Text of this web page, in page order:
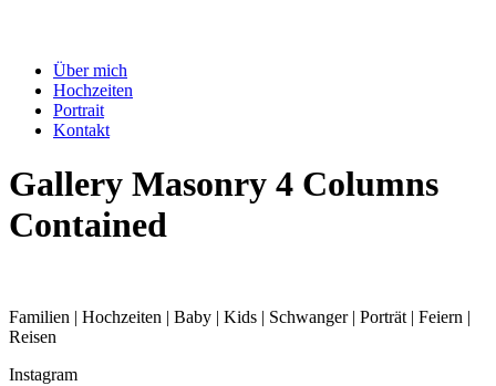
Über mich
Hochzeiten
Portrait
Kontakt
Gallery Masonry 4 Columns
Contained
Familien | Hochzeiten | Baby | Kids | Schwanger | Porträt | Feiern |
Reisen
Instagram